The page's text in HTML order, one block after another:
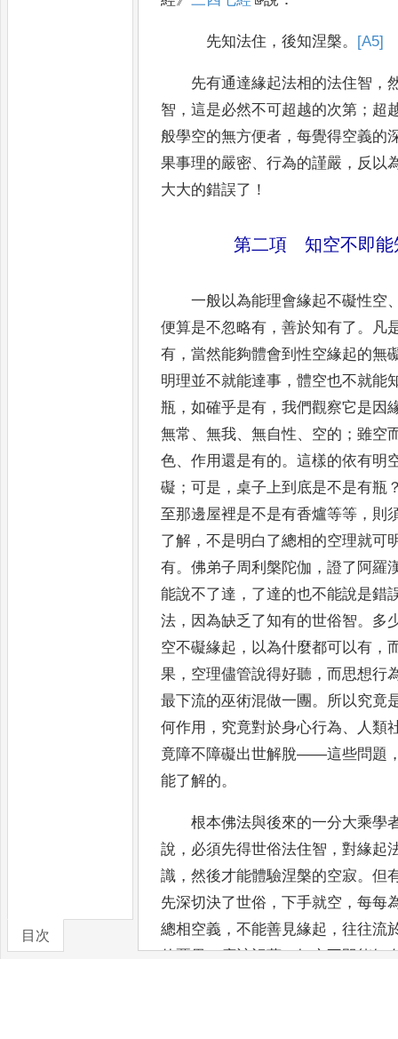
目次
先知法住 ，後知涅槃。 [A5]
先有通達緣起法相的法住智 ，
智 ，這是必然不可超越的次第 ； 超
般學空的無方便者 ，每覺得空義的
果事理的嚴密、行為的謹嚴 ， 反以
大大的錯誤了 ！
第二項 知空不即能
一般以為能理會緣起不礙性空
便算是不忽略有 ，善於知有了。
凡
有 ，當然能夠體會到性空緣起的無
明理並不就能達事 ，體空也不就能
瓶 ，如確乎是有 ，我們觀察它是因
無常 、無我、無自性、 空的 ；雖空
色、作用還是有的。這樣的依有明
礙 ；可是 ，桌子上到底是不是有瓶
至那邊屋裡是不是有香爐等等 ， 則
了解 ，不是明白了總相的空理就可
有。佛弟子周利槃陀伽 ，證了阿羅
能說不了達 ， 了達的也不能說是錯
法 ， 因為缺乏了知有的世俗智。 多
空不礙緣起 ， 以為什麼都可以有 ，
果 ， 空理儘管說得好聽 ，而思想行
最下流的巫術混做一團。 所以究竟
何作用 ， 究竟對於身心行為、
人類
竟障不障礙出世解脫——這些問題
能了解的。
根本佛法與後來的一分大乘學
說 ， 必須先得世俗法住智 ，對緣起
識 ，然後才能體驗涅槃的空寂。但
先深切決了世俗 ，下手就空 ，每每
總相空義 ，不能善見緣起 ，往往流
的惡果。應該記著：知空不即能知